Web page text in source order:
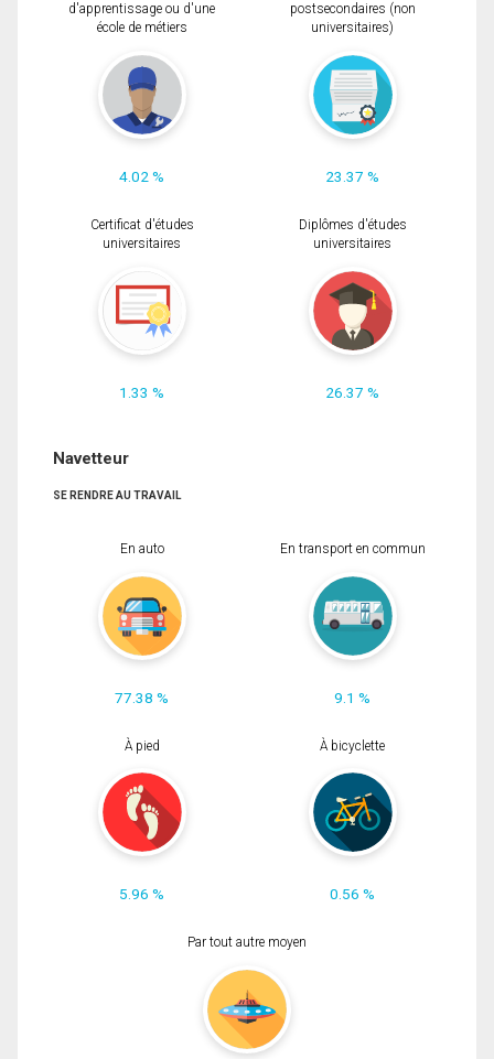
d'apprentissage ou d'une
école de métiers
4.02 %
postsecondaires (non
universitaires)
23.37 %
Certificat d'études
universitaires
1.33 %
Diplômes d'études
universitaires
26.37 %
Navetteur
SE RENDRE AU TRAVAIL
En auto
77.38 %
En transport en commun
9.1 %
À pied
5.96 %
À bicyclette
0.56 %
Par tout autre moyen